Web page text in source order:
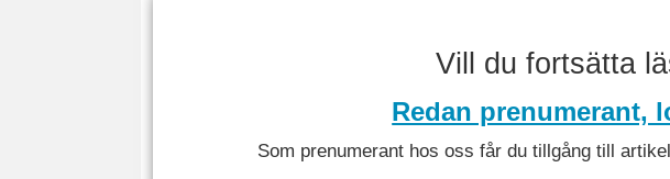
Vill du fortsätta
Redan prenumerant,
Som prenumerant hos oss får du tillgång till